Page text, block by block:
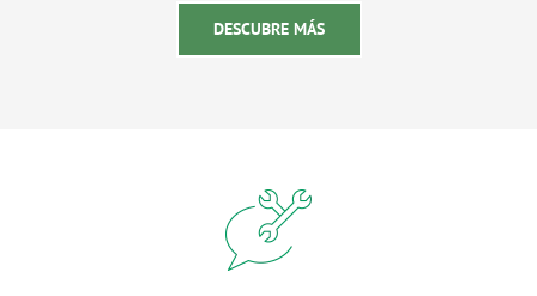
DESCUBRE MÁS